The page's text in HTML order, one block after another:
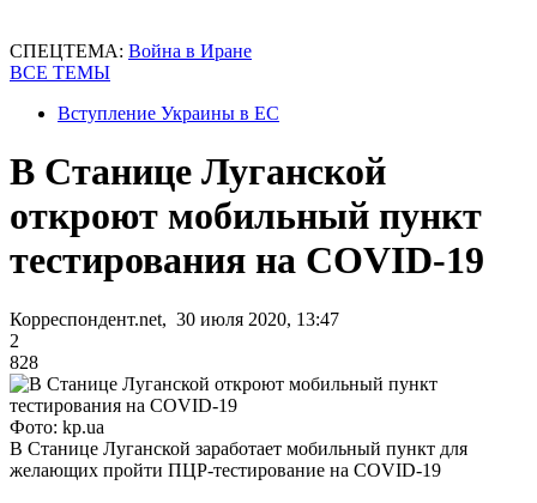
СПЕЦТЕМА: Война в Иране
ВСЕ ТЕМЫ
Вступление Украины в ЕС
В Станице Луганской
откроют мобильный пункт
тестирования на COVID-19
Корреспондент.net, 30 июля 2020, 13:47
2
828
Фото: kp.ua
В Станице Луганской заработает мобильный пункт для
желающих пройти ПЦР-тестирование на COVID-19